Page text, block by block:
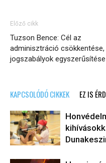
Előző cikk
Tuzson Bence: Cél az
adminisztráció csökkentése,
jogszabályok egyszerűsítése
KAPCSOLÓDÓ CIKKEK EZ IS